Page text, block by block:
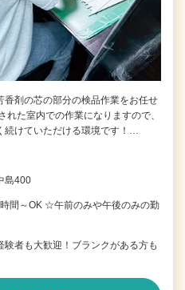
香剤の芯の部分の検品作業をお任せ
れた室内での作業になりますので、
続けていただける環境です！…
島400
間～OK ☆午前のみや午後のみの勤
者も大歓迎！ブランクがある方も